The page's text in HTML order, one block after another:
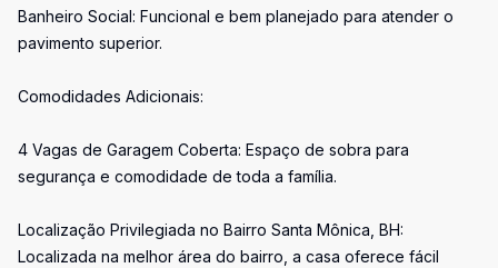
Banheiro Social: Funcional e bem planejado para atender o
pavimento superior.
Comodidades Adicionais:
4 Vagas de Garagem Coberta: Espaço de sobra para
segurança e comodidade de toda a família.
Localização Privilegiada no Bairro Santa Mônica, BH:
Localizada na melhor área do bairro, a casa oferece fácil